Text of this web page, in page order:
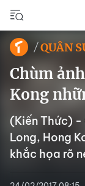
QUÂN
Chùm
Kong
(Kiến Thức) -
Long, Hong
khắc họa rõ